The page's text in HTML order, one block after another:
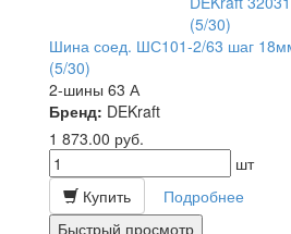
Шина соед. ШС101-2/63 шаг
(5/30)
2-шины 63 А
Бренд: DEKraft
1 873.00 руб.
шт
Купить
Подробнее
Быстрый просмотр